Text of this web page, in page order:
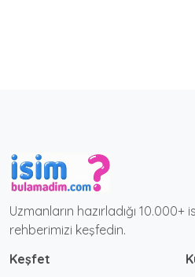
Uzmanların hazırladığı
rehberimizi keşfedin.
Keşfet